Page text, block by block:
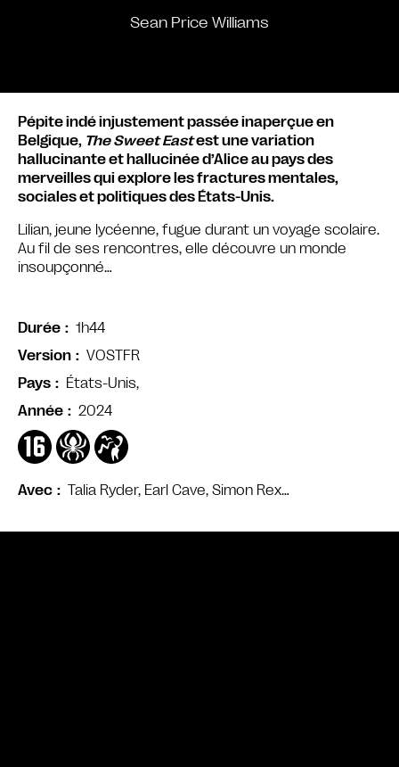
Sean Price Williams
Avec Talia Ryder, Earl Cave, Simon Rex…
Pépite indé injustement passée inaperçue en
Belgique, The Sweet Eastest une variation
hallucinante et hallucinée d’Alice au pays des
merveilles qui explore les frac­tures men­tales,
sociales et poli­tiques des États-Unis.
Lilian, jeune lycéenne, fugue durant un voyage sco­laire.
Au fil de ses ren­contres, elle découvre un monde
insoup­çon­né…
Durée
1h44
Version
VOSTFR
Pays
États-Unis,
Année
2024